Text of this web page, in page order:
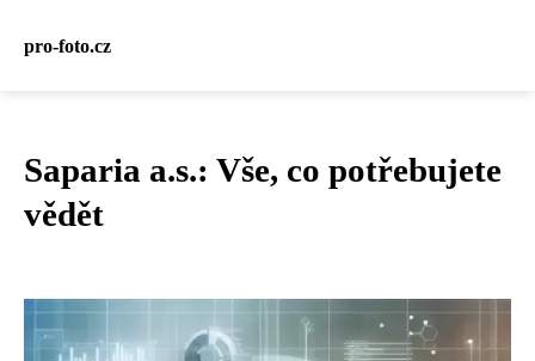
pro-foto.cz
Saparia a.s.: Vše, co potřebujete
vědět